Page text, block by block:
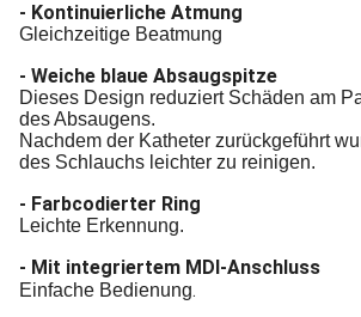
- Kontinuierliche Atmung
Gleichzeitige Beatmung
- Weiche blaue Absaugspitze
Dieses Design reduziert Schäden am
des Absaugens.
Nachdem der Katheter zurückgeführt
des Schlauchs leichter zu reinigen.
- Farbcodierter Ring
Leichte Erkennung.
- Mit integriertem MDI-Anschluss
Einfache Bedienung.